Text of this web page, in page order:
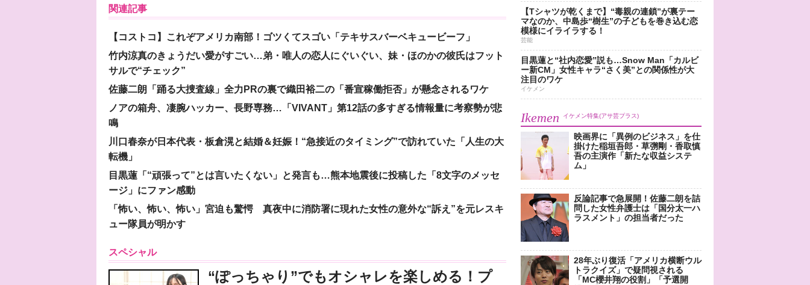
関連記事
【コストコ】これぞアメリカ南部！ゴツくてスゴい「テキサスバーベキュービーフ」
竹内涼真のきょうだい愛がすごい…弟・唯人の恋人にぐいぐい、妹・ほのかの彼氏はフット
サルで“チェック”
佐藤二朗「踊る大捜査線」全力PRの裏で織田裕二の「番宣稼働拒否」が懸念されるワケ
ノアの箱舟、凄腕ハッカー、長野専務…「VIVANT」第12話の多すぎる情報量に考察勢が悲
鳴
川口春奈が日本代表・板倉滉と結婚＆妊娠！“急接近のタイミング”で訪れていた「人生の大
転機」
目黒蓮「“頑張って”とは言いたくない」と発言も…熊本地震後に投稿した「8文字のメッセ
ージ」にファン感動
「怖い、怖い、怖い」宮迫も驚愕 真夜中に消防署に現れた女性の意外な“訴え”を元レスキ
ュー隊員が明かす
スペシャル
“ぽっちゃり”でもオシャレを楽しめる！プ
【Tシャツが乾くまで】“毒親の連鎖”が裏テー
マなのか、中島歩“樹生”の子どもを巻き込む恋
模様にイライラする！
芸能
目黒蓮と“社内恋愛”説も…Snow Man「カルビ
ー新CM」女性キャラ“さく美”との関係性が大
注目のワケ
イケメン
Ikemen イケメン特集(アサ芸プラス)
映画界に「異例のビジネス」を仕
掛けた稲垣吾郎・草彅剛・香取慎
吾の主演作「新たな収益システ
ム」
反論記事で急展開！佐藤二朗を詰
問した女性弁護士は「国分太一ハ
ラスメント」の担当者だった
28年ぶり復活「アメリカ横断ウル
トラクイズ」で疑問視される
「MC櫻井翔の役割」「予選開